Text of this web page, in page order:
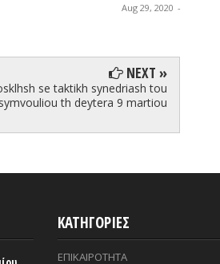
ArcadiaSpot.gr
NEXT »
se taktikh synedriash tou
th deytera 9 martiou
ΚΑΤΗΓΟΡΙΕΣ
ΕΠΙΚΑΙΡΟΤΗΤΑ